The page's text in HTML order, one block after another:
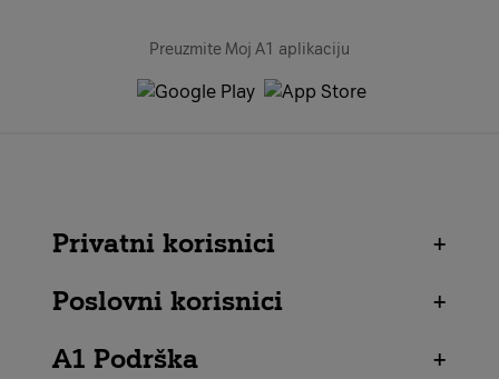
Preuzmite Moj A1 aplikaciju
Privatni korisnici
+
Poslovni korisnici
+
A1 Podrška
+